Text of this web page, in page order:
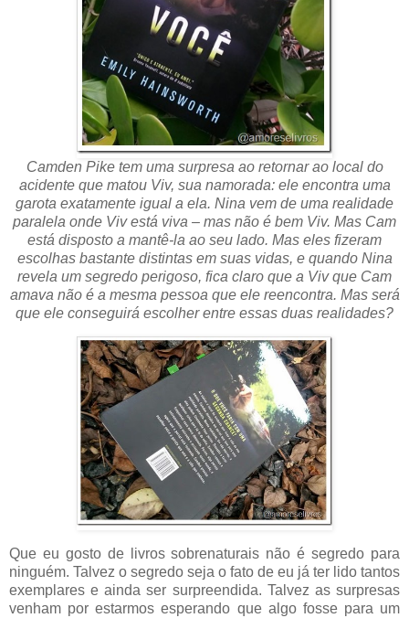
Camden Pike tem uma surpresa ao retornar ao local do
acidente que matou Viv, sua namorada: ele encontra uma
garota exatamente igual a ela. Nina vem de uma realidade
paralela onde Viv está viva – mas não é bem Viv. Mas Cam
está disposto a mantê-la ao seu lado. Mas eles fizeram
escolhas bastante distintas em suas vidas, e quando Nina
revela um segredo perigoso, fica claro que a Viv que Cam
amava não é a mesma pessoa que ele reencontra. Mas será
que ele conseguirá escolher entre essas duas realidades?
Que eu gosto de livros sobrenaturais não é segredo para
ninguém. Talvez o segredo seja o fato de eu já ter lido tantos
exemplares e ainda ser surpreendida. Talvez as surpresas
venham por estarmos esperando que algo fosse para um